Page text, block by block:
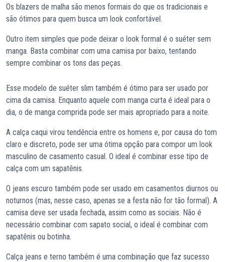
Os blazers de malha são menos formais do que os tradicionais e
são ótimos para quem busca um look confortável.
Outro item simples que pode deixar o look formal é o suéter sem
manga. Basta combinar com uma camisa por baixo, tentando
sempre combinar os tons das peças.
Esse modelo de suéter slim também é ótimo para ser usado por
cima da camisa. Enquanto aquele com manga curta é ideal para o
dia, o de manga comprida pode ser mais apropriado para a noite.
A calça caqui virou tendência entre os homens e, por causa do tom
claro e discreto, pode ser uma ótima opção para compor um look
masculino de casamento casual. O ideal é combinar esse tipo de
calça com um sapatênis.
O jeans escuro também pode ser usado em casamentos diurnos ou
noturnos (mas, nesse caso, apenas se a festa não for tão formal). A
camisa deve ser usada fechada, assim como as sociais. Não é
necessário combinar com sapato social, o ideal é combinar com
sapatênis ou botinha.
Calça jeans e terno também é uma combinação que faz sucesso